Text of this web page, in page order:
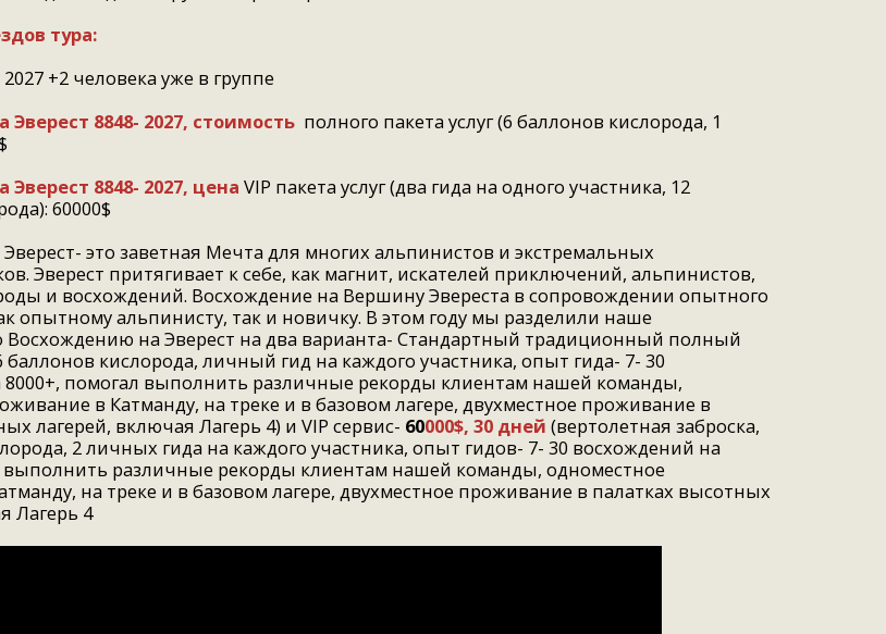
тура:
+2 человека уже в группе
8848- 2027, стоимость полного пакета услуг (6 баллонов кислорода, 1
8848- 2027, цена VIP пакета услуг (два гида на одного участника, 12
60000$
это заветная Мечта для многих альпинистов и экстремальных
Эверест притягивает к себе, как магнит, искателей приключений, альпинистов,
и восхождений. Восхождение на Вершину Эвереста в сопровождении опытного
опытному альпинисту, так и новичку. В этом году мы разделили наше
Восхождению на Эверест на два варианта- Стандартный традиционный полный
баллонов кислорода, личный гид на каждого участника, опыт гида- 7- 30
помогал выполнить различные рекорды клиентам нашей команды,
в Катманду, на треке и в базовом лагере, двухместное проживание в
лагерей, включая Лагерь 4) и VIP сервис- 60000$, 30 дней (вертолетная заброска,
2 личных гида на каждого участника, опыт гидов- 7- 30 восхождений на
выполнить различные рекорды клиентам нашей команды, одноместное
на треке и в базовом лагере, двухместное проживание в палатках высотных
Лагерь 4